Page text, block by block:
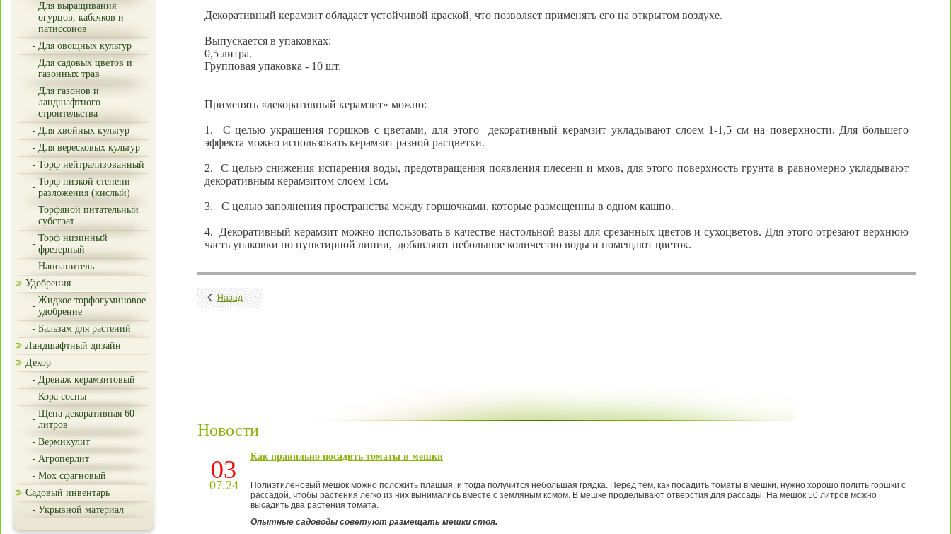
Для выращивания
огурцов, кабачков и
патиссонов
Для овощных культур
Для садовых цветов и
газонных трав
Для газонов и
ландшафтного
строительства
Для хвойных культур
Для вересковых культур
Торф нейтрализованный
Торф низкой степени
разложения (кислый)
Торфяной питательный
субстрат
Торф низинный
фрезерный
Наполнитель
Удобрения
Жидкое торфогуминовое
удобрение
Бальзам для растений
Ландшафтный дизайн
Декор
Дренаж керамзитовый
Кора сосны
Щепа декоративная 60
литров
Вермикулит
Агроперлит
Мох сфагновый
Садовый инвентарь
Укрывной материал
Декоративный керамзит обладает устойчивой краской, что позволяет применять его на открытом воздухе.
Выпускается в упаковках:
0,5 литра.
Групповая упаковка - 10 шт.
Применять «декоративный керамзит» можно:
1. С целью украшения горшков с цветами, для этого декоративный керамзит укладывают слоем 1-1,5 см на поверхности. Для большего
эффекта можно использовать керамзит разной расцветки.
2. С целью снижения испарения воды, предотвращения появления плесени и мхов, для этого поверхность грунта в равномерно укладывают
декоративным керамзитом слоем 1см.
3. С целью заполнения пространства между горшочками, которые размещенны в одном кашпо.
4. Декоративный керамзит можно использовать в качестве настольной вазы для срезанных цветов и сухоцветов. Для этого отрезают верхнюю
часть упаковки по пунктирной линии, добавляют небольшое количество воды и помещают цветок.
Назад
Новости
03
07.24
Как правильно посадить томаты в мешки
Полиэтиленовый мешок можно положить плашмя, и тогда получится небольшая грядка. Перед тем, как посадить томаты в мешки, нужно хорошо полить горшки с
рассадой, чтобы растения легко из них вынимались вместе с земляным комом. В мешке проделывают отверстия для рассады. На мешок 50 литров можно
высадить два растения томата.
Опытные садоводы советуют размещать мешки стоя.